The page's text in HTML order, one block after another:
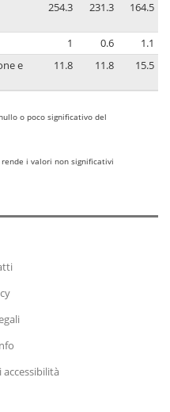
254.3 231.3 164.5
1 0.6
1.1
e
11.8 11.8 15.5
o poco significativo del
i valori non significativi
accessibilità